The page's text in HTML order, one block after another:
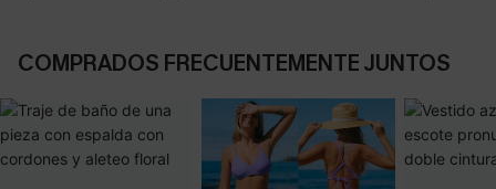
COMPRADOS FRECUENTEMENTE JUNTOS